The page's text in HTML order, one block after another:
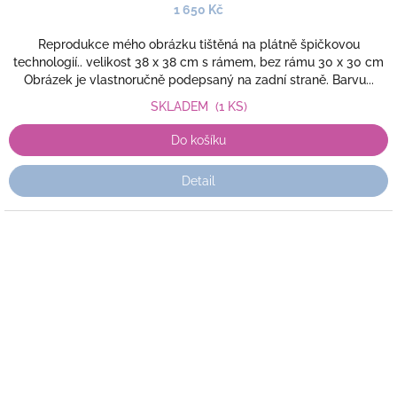
1 650 Kč
Reprodukce mého obrázku tištěná na plátně špičkovou
technologií.. velikost 38 x 38 cm s rámem, bez rámu 30 x 30 cm
Obrázek je vlastnoručně podepsaný na zadní straně. Barvu...
SKLADEM (1 KS)
Do košíku
Detail